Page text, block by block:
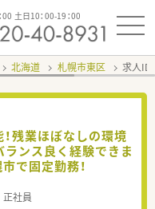
00 土日10：00-19：00
北海道 札幌市東区 求人ID
残業ほぼなしの環境
ランス良く経験できま
で固定勤務！
正社員